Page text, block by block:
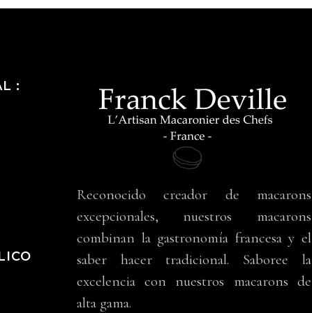
:
Reconocido creador de macarons
excepcionales, nuestros macarons
combinan la gastronomía francesa y el
saber hacer tradicional. Saboree la
excelencia con nuestros macarons de
alta gama.